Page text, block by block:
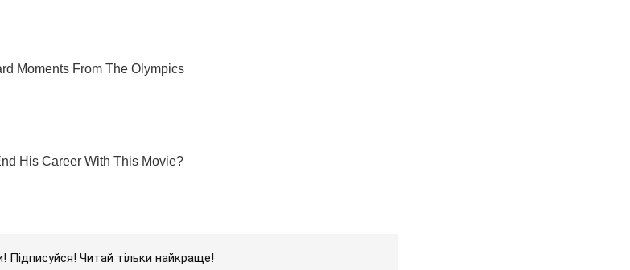
Підписуйся! Читай тільки найкраще!